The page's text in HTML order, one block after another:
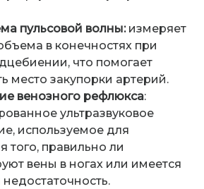
пульсовой волны:измеряет
в конечностях при
что помогает
место закупорки артерий.
венозного рефлюкса:
ультразвуковое
используемое для
того, правильно ли
вены в ногах или имеется